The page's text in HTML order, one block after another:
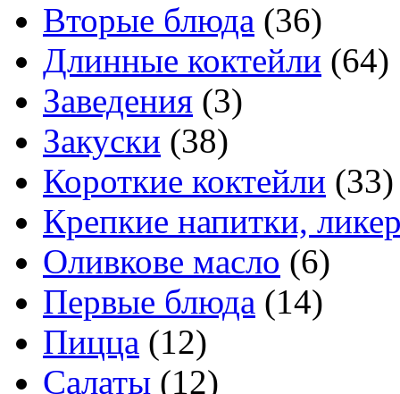
Вторые блюда (36)
Длинные коктейли (64)
Заведения (3)
Закуски (38)
Короткие коктейли (33)
Крепкие напитки,
Оливкове масло (6)
Первые блюда (14)
Пицца (12)
Салаты (12)